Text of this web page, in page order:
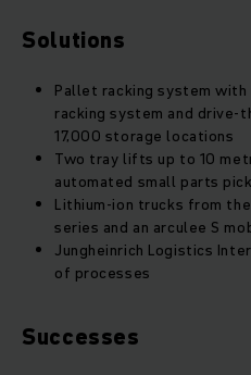
Solutions
Pallet racking system
racking system and drive-
17,000 storage locations
Two tray lifts up to 10
automated small parts
Lithium-ion trucks from the
series and an arculee S
Jungheinrich Logistics
of processes
Successes